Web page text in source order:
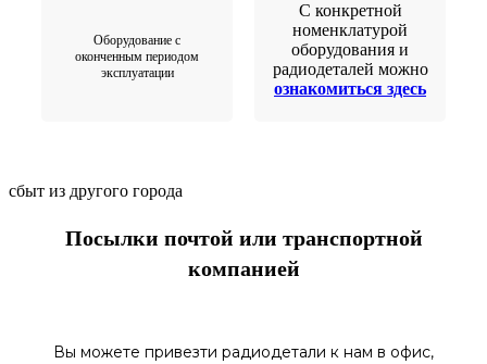
Оборудование с
оконченным периодом
эксплуатации
С конкретной
номенклатурой
оборудования и
радиодеталей можно
ознакомиться здесь
сбыт из другого города
Посылки почтой или транспортной
компанией
Вы можете привезти радиодетали к нам в офис,